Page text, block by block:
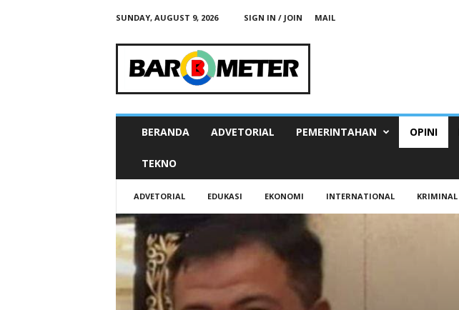
SUNDAY, AUGUST 9, 2026 SIGN IN / JOIN
MAIL
A
M
S
G
BERANDA ADVETORIAL PEMERINTAHAN OPINI
TEKNO
ADVETORIAL EDUKASI EKONOMI INTERNATIONAL KRIMINAL